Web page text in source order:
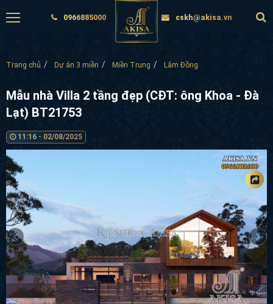
0966885000 cskh@akisa.vn
Trang chủ Dự án 3 miền Miền Trung Lâm Đồng
Mẫu nhà Villa 2 tầng đẹp (CĐT: ông Khoa - Đà
Lạt) BT21753
11:16 - 02/08/2025